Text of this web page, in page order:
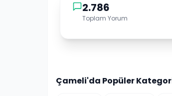
2.786
Toplam Yorum
Çameli'da Popüler